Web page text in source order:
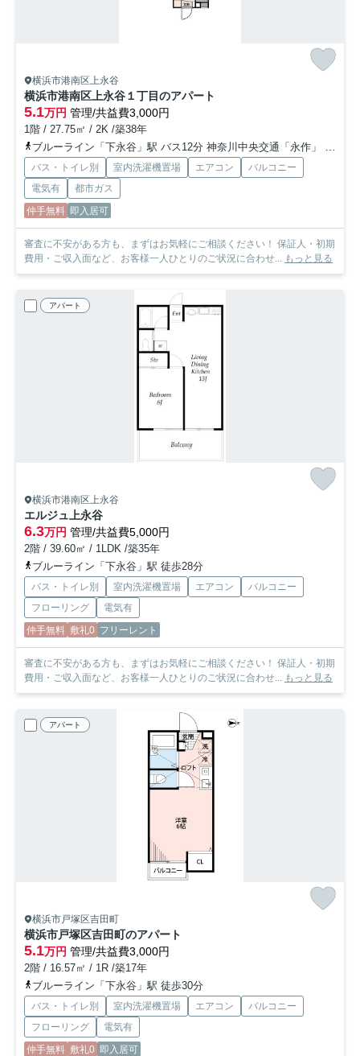
横浜市港南区上永谷
横浜市港南区上永谷１丁目のアパート
5.1万円 管理/共益費3,000円
1階 / 27.75㎡ / 2K /築38年
ブルーライン「下永谷」駅 バス12分 神奈川中央交通「永作」 停歩3分
バス・トイレ別 室内洗濯機置場 エアコン
バルコニー
電気有
都市ガス
仲手無料 即入居可
審査に不安がある方も、まずはお気軽にご相談ください！ 保証人・初期
費用・ご収入面など、お客様一人ひとりのご状況に合わせ...
もっと見る
アパート
横浜市港南区上永谷
エルジュ上永谷
6.3万円 管理/共益費5,000円
2階 / 39.60㎡ / 1LDK /築35年
ブルーライン「下永谷」駅 徒歩28分
バス・トイレ別 室内洗濯機置場 エアコン
バルコニー
フローリング
電気有
仲手無料 敷礼0 フリーレント
審査に不安がある方も、まずはお気軽にご相談ください！ 保証人・初期
費用・ご収入面など、お客様一人ひとりのご状況に合わせ...
もっと見る
アパート
横浜市戸塚区吉田町
横浜市戸塚区吉田町のアパート
5.1万円 管理/共益費3,000円
2階 / 16.57㎡ / 1R /築17年
ブルーライン「下永谷」駅 徒歩30分
バス・トイレ別 室内洗濯機置場 エアコン
バルコニー
フローリング
電気有
仲手無料 敷礼0 即入居可